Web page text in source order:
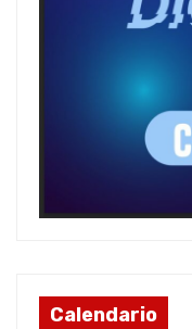
Calendario